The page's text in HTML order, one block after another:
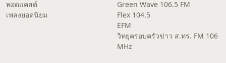
พอดแคสต์
เพลงยอดนิยม
Green Wave 106.5 FM
Flex 104.5
EFM
วิทยุครอบครัวข่าว ส.ทร. FM 106
MHz